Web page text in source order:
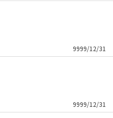
9999/12/31
9999/12/31